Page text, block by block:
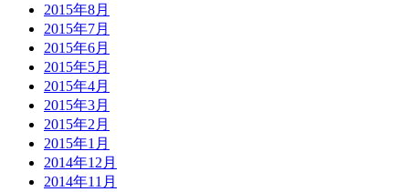
2015年8月
2015年7月
2015年6月
2015年5月
2015年4月
2015年3月
2015年2月
2015年1月
2014年12月
2014年11月